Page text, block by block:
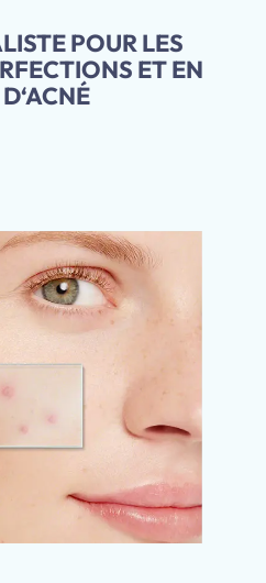
POUR LES
ET EN